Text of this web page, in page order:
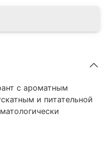
с ароматным
и питательной